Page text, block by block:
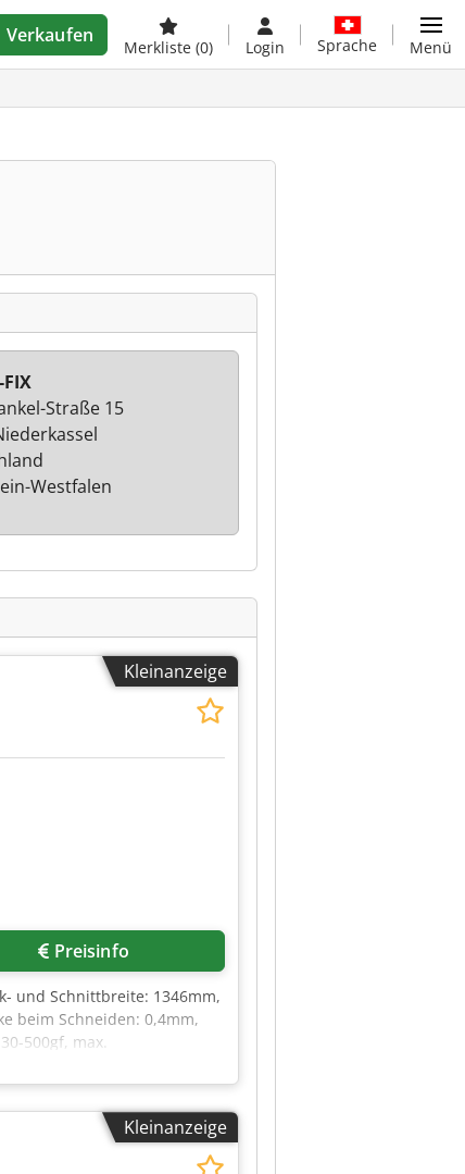
Verkaufen
Merkliste (0) Login Sprache Menü
Straße 15
Westfalen
Kleinanzeige
Preisinfo
und Schnittbreite: 1346mm,
beim Schneiden: 0,4mm,
500gf, max.
900dpi,
Kleinanzeige